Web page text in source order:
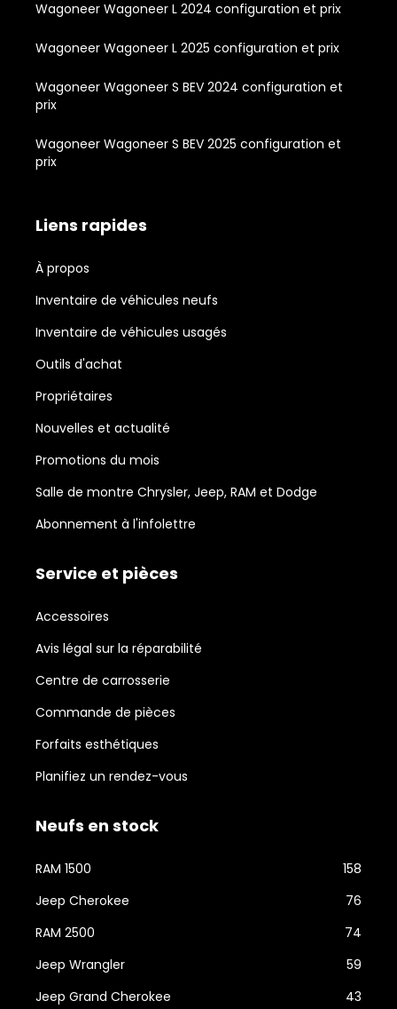
Wagoneer Wagoneer L 2024 configuration et prix
Wagoneer Wagoneer L 2025 configuration et prix
Wagoneer Wagoneer S BEV 2024 configuration et
prix
Wagoneer Wagoneer S BEV 2025 configuration et
prix
Liens rapides
À propos
Inventaire de véhicules neufs
Inventaire de véhicules usagés
Outils d'achat
Propriétaires
Nouvelles et actualité
Promotions du mois
Salle de montre Chrysler, Jeep, RAM et Dodge
Abonnement à l'infolettre
Service et pièces
Accessoires
Avis légal sur la réparabilité
Centre de carrosserie
Commande de pièces
Forfaits esthétiques
Planifiez un rendez-vous
Neufs en stock
RAM 1500
158
Jeep Cherokee
76
RAM 2500
74
Jeep Wrangler
59
Jeep Grand Cherokee
43